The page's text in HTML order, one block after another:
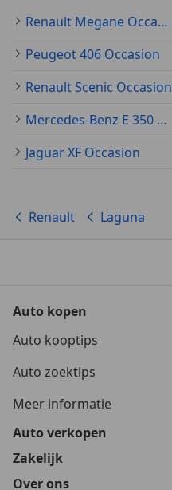
Renault Megane Occasion
Peugeot 406 Occasion
Renault Scenic Occasion
Mercedes-Benz E 350 Occasion
Jaguar XF Occasion
Renault Laguna
Auto kopen
Auto kooptips
Auto zoektips
Meer informatie
Auto verkopen
Zakelijk
Over ons